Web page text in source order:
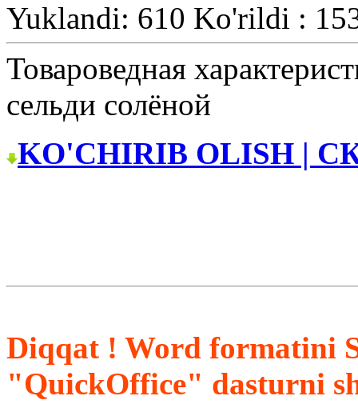
Yuklandi: 610 Ko'rildi :
Товароведная
сельди солёной
KO'CHIRIB OLISH |
Diqqat ! Word formatini
"QuickOffice" dasturni